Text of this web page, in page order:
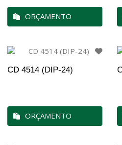
ORÇAMENTO
CD 4514 (DIP-24)
ORÇAMENTO